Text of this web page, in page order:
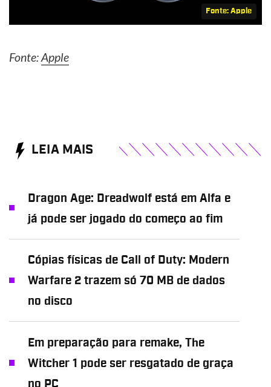
Fonte: Apple
Fonte:Apple
LEIA MAIS
Dragon Age: Dreadwolf está em Alfa e
já pode ser jogado do começo ao fim
Cópias físicas de Call of Duty: Modern
Warfare 2 trazem só 70 MB de dados
no disco
Em preparação para remake, The
Witcher 1 pode ser resgatado de graça
no PC